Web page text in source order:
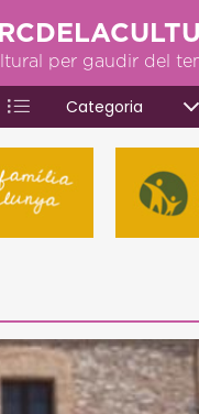
per gaudir del
Categoria